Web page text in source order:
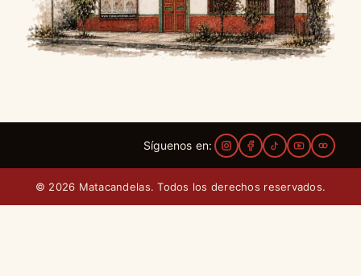
Síguenos en:
© 2026 Matacandelas. Todos los derechos reservados.